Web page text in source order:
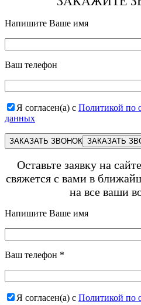
Напишите Ваше имя
Ваш телефон
Я согласен(а) с Политикой по
данных
ЗАКАЗАТЬ ЗВОНОК
Оставьте заявку на
свяжется с вами в
на все ваши
Напишите Ваше имя
Ваш телефон *
Я согласен(а) с Политикой по